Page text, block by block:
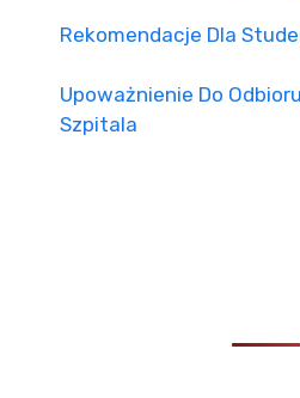
Rekomendacje Dla
Upoważnienie Do
Szpitala